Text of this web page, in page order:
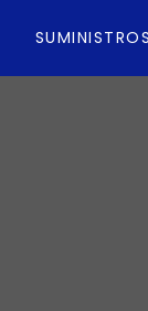
SUMINISTROS